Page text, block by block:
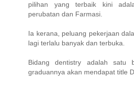
pilihan yang terbaik kini
perubatan dan Farmasi.
Ia kerana, peluang pekerjaan
lagi terlalu banyak dan terbuka.
Bidang dentistry adalah satu
graduannya akan mendapat title